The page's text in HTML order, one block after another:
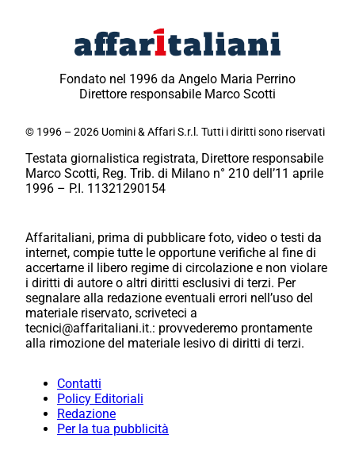
Fondato nel 1996 da Angelo Maria Perrino
Direttore responsabile Marco Scotti
© 1996 – 2026 Uomini & Affari S.r.l. Tutti i diritti sono riservati
Testata giornalistica registrata, Direttore responsabile
Marco Scotti, Reg. Trib. di Milano n° 210 dell’11 aprile
1996 – P.I. 11321290154
Affaritaliani, prima di pubblicare foto, video o testi da
internet, compie tutte le opportune verifiche al fine di
accertarne il libero regime di circolazione e non violare
i diritti di autore o altri diritti esclusivi di terzi. Per
segnalare alla redazione eventuali errori nell’uso del
materiale riservato, scriveteci a
tecnici@affaritaliani.it.: provvederemo prontamente
alla rimozione del materiale lesivo di diritti di terzi.
Contatti
Policy Editoriali
Redazione
Per la tua pubblicità